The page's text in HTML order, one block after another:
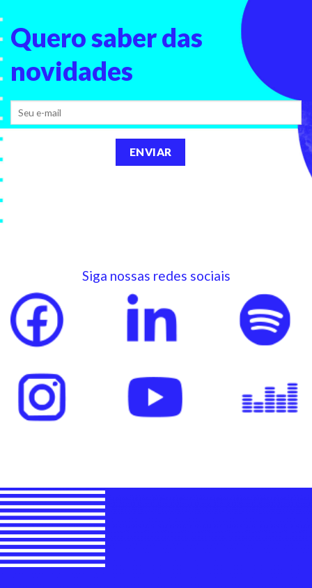
Quero saberdas
novidades
Siga nossas redes sociais